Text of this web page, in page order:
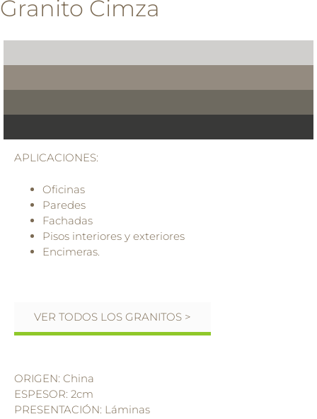
Granito Cimza
APLICACIONES:
Oficinas
Paredes
Fachadas
Pisos interiores y exteriores
Encimeras.
VER TODOS LOS GRANITOS >
ORIGEN: China
ESPESOR: 2cm
PRESENTACIÓN: Láminas